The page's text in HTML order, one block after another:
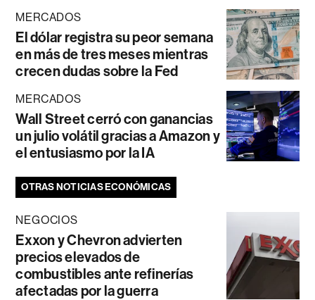
MERCADOS
El dólar registra su peor semana
en más de tres meses mientras
crecen dudas sobre la Fed
MERCADOS
Wall Street cerró con ganancias
un julio volátil gracias a Amazon y
el entusiasmo por la IA
OTRAS NOTICIAS ECONÓMICAS
NEGOCIOS
Exxon y Chevron advierten
precios elevados de
combustibles ante refinerías
afectadas por la guerra